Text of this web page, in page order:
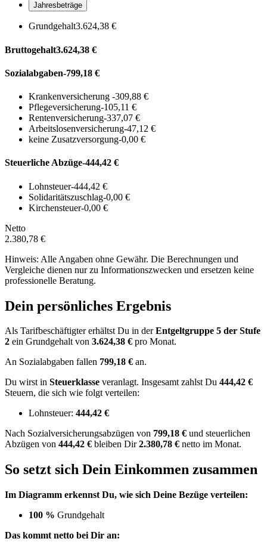
Jahresbeträge
Grundgehalt3.624,38 €
Bruttogehalt3.624,38 €
Sozialabgaben-799,18 €
Krankenversicherung -309,88 €
Pflegeversicherung-105,11 €
Rentenversicherung-337,07 €
Arbeitslosenversicherung-47,12 €
keine Zusatzversorgung-0,00 €
Steuerliche Abzüge-444,42 €
Lohnsteuer-444,42 €
Solidaritätszuschlag-0,00 €
Kirchensteuer-0,00 €
Netto
2.380,78 €
Hinweis: Alle Angaben ohne Gewähr. Die Berechnungen und
Vergleiche dienen nur zu Informationszwecken und ersetzen keine
professionelle Beratung.
Dein persönliches Ergebnis
Als Tarifbeschäftigter erhältst Du in derEntgeltgruppe 5 der Stufe
2 ein Grundgehalt von 3.624,38 € pro Monat.
An Sozialabgaben fallen 799,18 € an.
Du wirst in Steuerklasse veranlagt. Insgesamt zahlst Du 444,42 €
Steuern, die sich wie folgt verteilen:
Lohnsteuer: 444,42 €
Nach Sozialversicherungsabzügen von 799,18 € und steuerlichen
Abzügen von 444,42 € bleiben Dir2.380,78 € netto im Monat.
So setzt sich Dein Einkommen zusammen
Im Diagramm erkennst Du, wie sich Deine Bezüge verteilen:
100 % Grundgehalt
Das kommt netto bei Dir an: